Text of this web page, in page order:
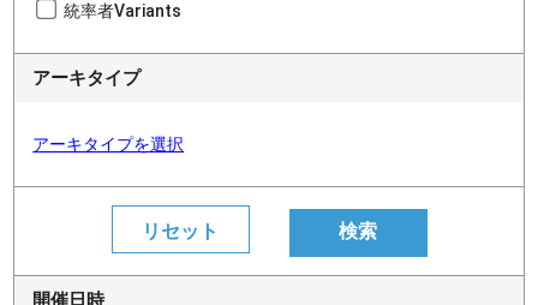
統率者Variants
アーキタイプ
アーキタイプを選択
開催日時